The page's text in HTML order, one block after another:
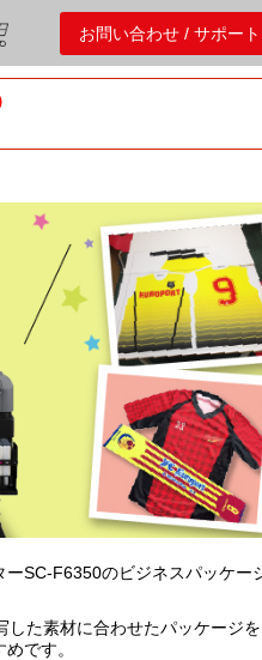
お問い合わせ / サポート
SC-F6350のビジネスパッケー
した素材に合わせたパッケージ
です。